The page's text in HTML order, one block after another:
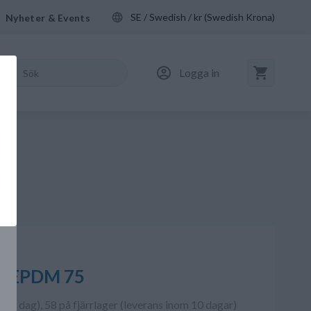
Nyheter & Events SE / Swedish / kr (Swedish Krona)
Logga in
EPDM 75
dag), 58 på fjärrlager (leverans inom 10 dagar)